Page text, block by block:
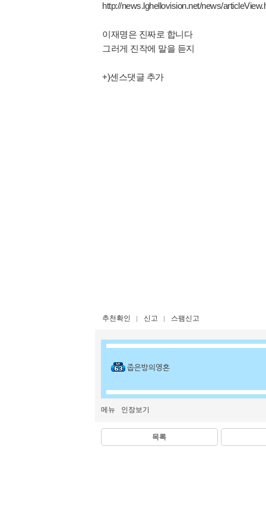
http://news.lghellovision.net/news/
이재명은 진짜로 합니다
그러게 진작에 말을 듣지
+)센스댓글 추가
추천확인 신고 스팸신고
좁은방의영혼
메뉴 인장보기
목록